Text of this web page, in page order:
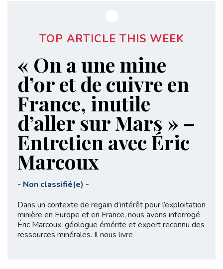
TOP ARTICLE THIS WEEK
« On a une mine
d’or et de cuivre en
France, inutile
d’aller sur Mars » –
Entretien avec Éric
Marcoux
- Non classifié(e) -
Dans un contexte de regain d’intérêt pour l’exploitation
minière en Europe et en France, nous avons interrogé
Éric Marcoux, géologue émérite et expert reconnu des
ressources minérales. Il nous livre